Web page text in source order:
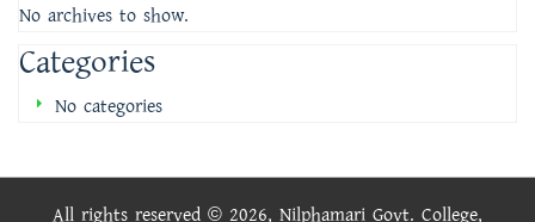
No archives to show.
Categories
No categories
All rights reserved © 2026, Nilphamari Govt. College,